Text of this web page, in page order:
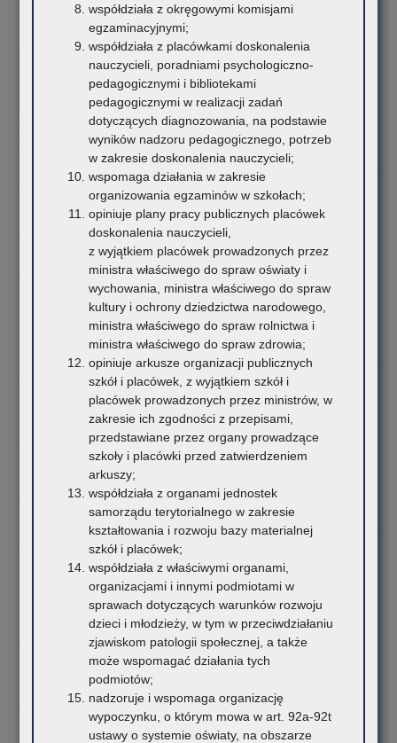
6 sierpnia 2026
VI edycja Ogólnopolskiej Olimpiady Wiedzy o
Procesie Inwestycyjno-Budowlanym
Komitet Główny Ogólnopolskiej Olimpiady Wiedzy
o Procesie Inwestycyjno-Budowlanym przekazuje
harmonogram…
5 sierpnia 2026
Ogłoszenie o naborze kandydatów na stanowisko doradcy
metodycznego dla nauczycieli szkół i placówek znajdujących
się na terenie województwa małopolskiego
Kuratorium Oświaty w Krakowie ogłasza nabór kandydatów na
stanowisko doradców…
Czytaj więcej
5 sierpnia 2026
Materiały dotyczące nowych podstaw programowych
wprowadzanych w związku z Reformą Kompas Jutra
Instytut Badań Edukacyjnych-Państwowy Instytut Badawczy
oraz Ośrodek Rozwoju Edukacji zapraszają…
Czytaj więcej
4 sierpnia 2026
Komunikat Małopolskiego Kuratora Oświaty w sprawie
przekazywania informacji o liczbie wolnych miejsc w
publicznych liceach ogólnokształcących, technikach,
branżowych szkołach I stopnia, szkołach policealnych,
branżowych szkołach II stopnia, publicznych szkołach
podstawowych dla dorosłych – postępowanie rekrutacyjne na
rok szkolny 2026/2027 oraz po przeprowadzeniu postępowania
rekrutacyjnego uzupełniającego na rok szkolny 2026/2027
współdziała z okręgowymi komisjami
egzaminacyjnymi;
współdziała z placówkami doskonalenia
nauczycieli, poradniami psychologiczno-
pedagogicznymi i bibliotekami
pedagogicznymi w realizacji zadań
dotyczących diagnozowania, na podstawie
wyników nadzoru pedagogicznego, potrzeb
w zakresie doskonalenia nauczycieli;
wspomaga działania w zakresie
organizowania egzaminów w szkołach;
opiniuje plany pracy publicznych placówek
doskonalenia nauczycieli,
z wyjątkiem placówek prowadzonych przez
ministra właściwego do spraw oświaty i
wychowania, ministra właściwego do spraw
kultury i ochrony dziedzictwa narodowego,
ministra właściwego do spraw rolnictwa i
ministra właściwego do spraw zdrowia;
opiniuje arkusze organizacji publicznych
szkół i placówek, z wyjątkiem szkół i
placówek prowadzonych przez ministrów, w
zakresie ich zgodności z przepisami,
przedstawiane przez organy prowadzące
szkoły i placówki przed zatwierdzeniem
arkuszy;
współdziała z organami jednostek
samorządu terytorialnego w zakresie
kształtowania i rozwoju bazy materialnej
szkół i placówek;
współdziała z właściwymi organami,
organizacjami i innymi podmiotami w
sprawach dotyczących warunków rozwoju
dzieci i młodzieży, w tym w przeciwdziałaniu
zjawiskom patologii społecznej, a także
może wspomagać działania tych
podmiotów;
nadzoruje i wspomaga organizację
wypoczynku, o którym mowa w art. 92a-92t
ustawy o systemie oświaty, na obszarze